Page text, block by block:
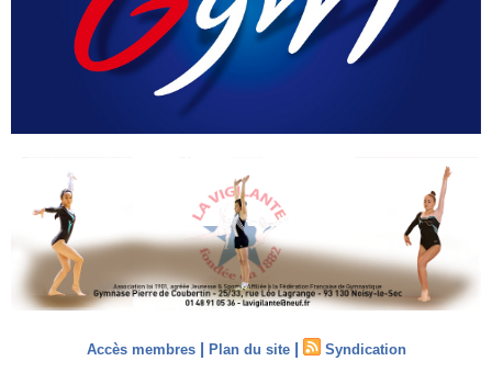
Accès membres | Plan du site | Syndication